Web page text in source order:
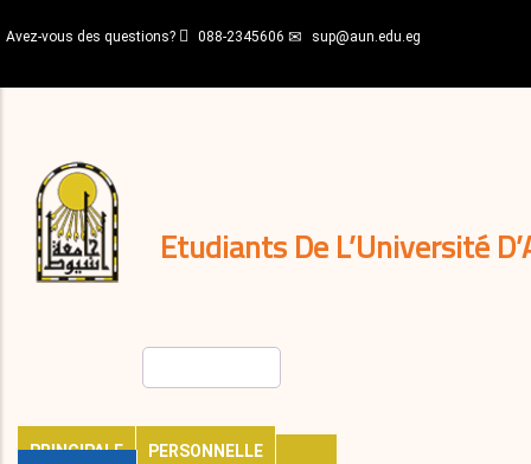
au
principal
Avez-vous des questions? 088-2345606 sup@aun.edu.eg
Etudiants De L’Université
PRINCIPALE
PERSONNELLE
décisions
Expatriés
Journal